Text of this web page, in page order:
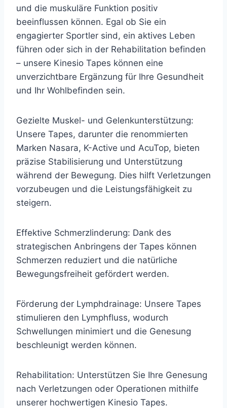
und die muskuläre Funktion positiv
beeinflussen können. Egal ob Sie ein
engagierter Sportler sind, ein aktives Leben
führen oder sich in der Rehabilitation befinden
– unsere Kinesio Tapes können eine
unverzichtbare Ergänzung für Ihre Gesundheit
und Ihr Wohlbefinden sein.
Gezielte Muskel- und Gelenkunterstützung:
Unsere Tapes, darunter die renommierten
Marken Nasara, K-Active und AcuTop, bieten
präzise Stabilisierung und Unterstützung
während der Bewegung. Dies hilft Verletzungen
vorzubeugen und die Leistungsfähigkeit zu
steigern.
Effektive Schmerzlinderung: Dank des
strategischen Anbringens der Tapes können
Schmerzen reduziert und die natürliche
Bewegungsfreiheit gefördert werden.
Förderung der Lymphdrainage: Unsere Tapes
stimulieren den Lymphfluss, wodurch
Schwellungen minimiert und die Genesung
beschleunigt werden können.
Rehabilitation: Unterstützen Sie Ihre Genesung
nach Verletzungen oder Operationen mithilfe
unserer hochwertigen Kinesio Tapes.